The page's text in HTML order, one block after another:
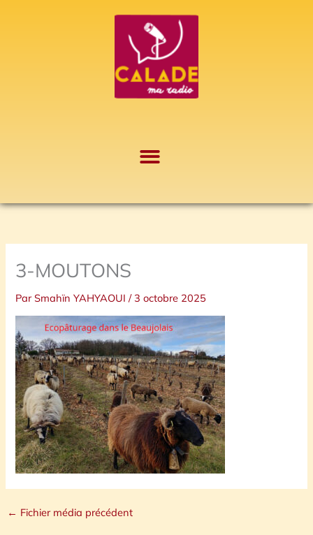
3-MOUTONS
ParSmahïn YAHYAOUI/ 3 octobre 2025
← Fichier média précédent